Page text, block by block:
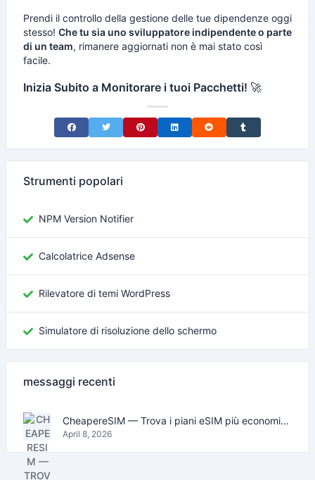
Prendi il controllo della gestione delle tue dipendenze oggi
stesso! Che tu sia uno sviluppatore indipendente o parte
di un team, rimanere aggiornati non è mai stato così
facile.
Inizia Subito a Monitorare i tuoi Pacchetti! 🚀
Share on Facebook
Share on TwitterShare on Pinterest
Share on LinkedIn
Share on RedditShare on Tumblr
Strumenti popolari
NPM Version Notifier
Calcolatrice Adsense
Rilevatore di temi WordPress
Simulatore di risoluzione dello schermo
messaggi recenti
CheapereSIM — Trova i piani eSIM più economici per viaggiare nel 2026
April 8, 2026